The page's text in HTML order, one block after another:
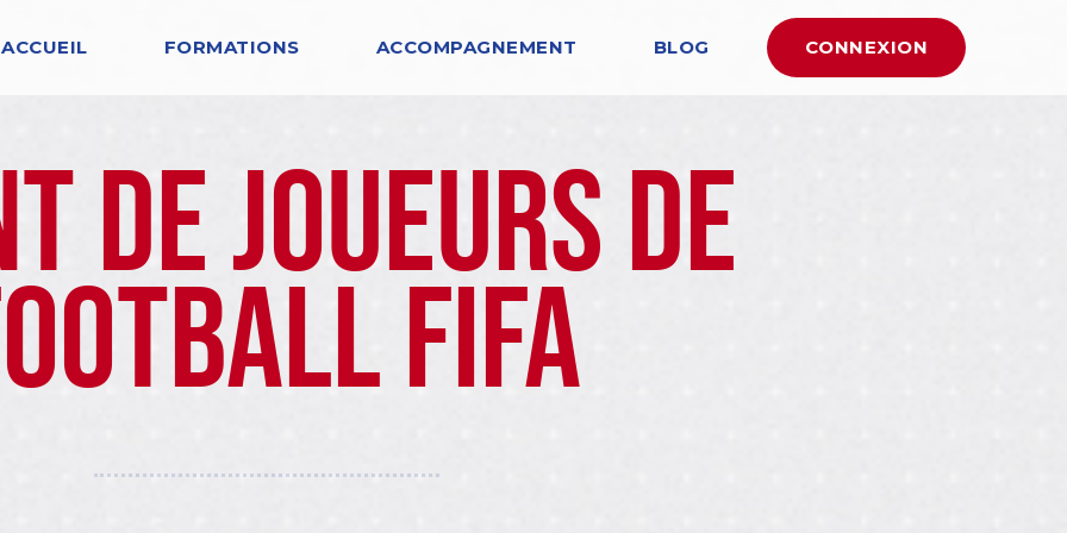
ACCUEIL FORMATIONS ACCOMPAGNEMENT BLOG CONNEXION
de joueurs de
FIFA